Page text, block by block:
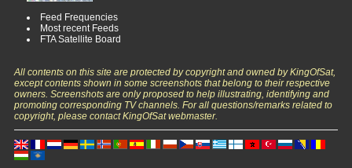
Feed Frequencies
Most recent Feeds
FTA Satellite Board
All contents on this site are protected by copyright and owned by KingOfSat,
except contents shown in some screenshots that belong to their respective
owners. Screenshots are only proposed to help illustrating, identifying and
promoting corresponding TV channels. For all questions/remarks related to
copyright, please contact KingOfSat webmaster.